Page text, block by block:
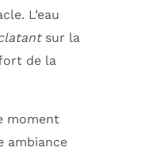
L’eau
sur la
de la
moment
ambiance